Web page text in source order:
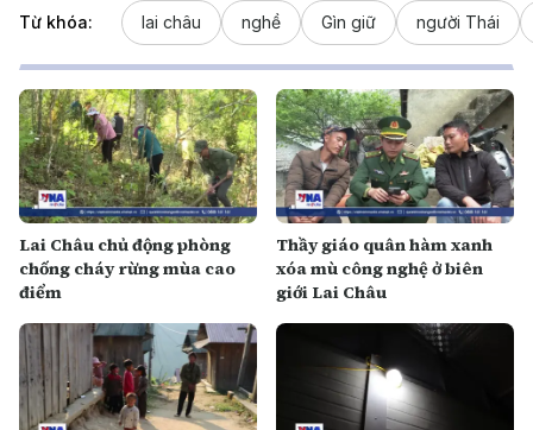
Từ khóa: lai châu nghề Gìn giữ người Thái
Lai Châu chủ động phòng
chống cháy rừng mùa cao
điểm
Thầy giáo quân hàm xanh
xóa mù công nghệ ở biên
giới Lai Châu